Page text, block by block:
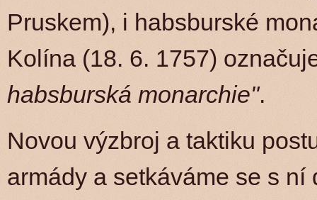
Pruskem), i habsburské
Kolína (18. 6. 1757)
habsburská monarchie".
Novou výzbroj a taktiku
armády a setkáváme se s